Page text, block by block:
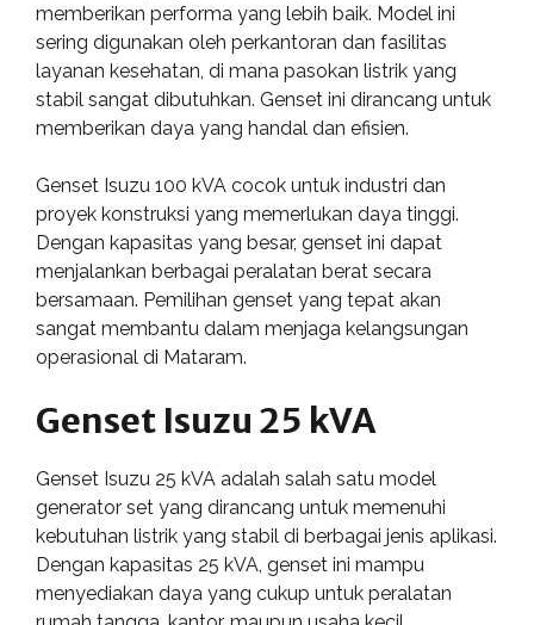
memberikan performa yang lebih baik. Model ini
sering digunakan oleh perkantoran dan fasilitas
layanan kesehatan, di mana pasokan listrik yang
stabil sangat dibutuhkan. Genset ini dirancang untuk
memberikan daya yang handal dan efisien.
Genset Isuzu 100 kVA cocok untuk industri dan
proyek konstruksi yang memerlukan daya tinggi.
Dengan kapasitas yang besar, genset ini dapat
menjalankan berbagai peralatan berat secara
bersamaan. Pemilihan genset yang tepat akan
sangat membantu dalam menjaga kelangsungan
operasional di Mataram.
Genset Isuzu 25 kVA
Genset Isuzu 25 kVA adalah salah satu model
generator set yang dirancang untuk memenuhi
kebutuhan listrik yang stabil di berbagai jenis aplikasi.
Dengan kapasitas 25 kVA, genset ini mampu
menyediakan daya yang cukup untuk peralatan